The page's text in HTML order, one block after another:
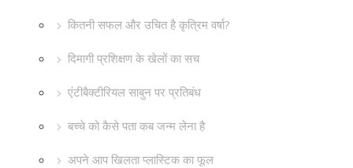
कितनी सफल और उचित है कृत्रिम वर्षा?
दिमागी प्रशिक्षण के खेलों का सच
एंटीबैक्टीरियल साबुन पर प्रतिबंध
बच्चे को कैसे पता कब जन्म लेना है
अपने आप खिलता प्लास्टिक का फूल